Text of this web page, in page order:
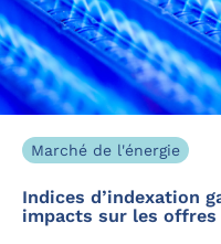
Marché de l'énergie
Indices d’indexation
impacts sur les offres